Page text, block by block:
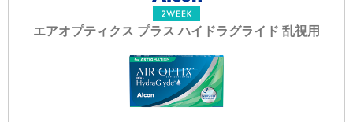
エアオプティクス プラス ハイドラグライド 乱視用